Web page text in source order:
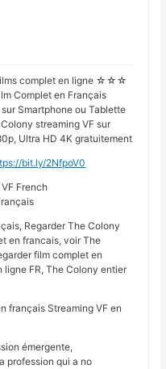
complet en ligne ☆☆☆
Complet en Français
Smartphone ou Tablette
streaming VF sur
Ultra HD 4K gratuitement
bit.ly/2NfpoV0
French
Regarder The Colony
en francais, voir The
film complet en
ligne FR, The Colony entier
français Streaming VF en
émergente,
profession qui a no